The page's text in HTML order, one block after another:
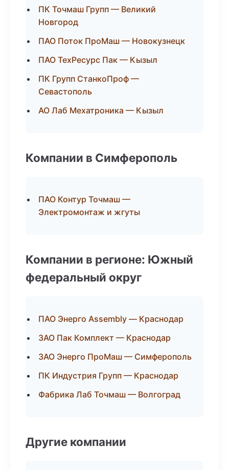
ПК Точмаш Групп — Великий
Новгород
ПАО Поток ПроМаш — Новокузнецк
ПАО ТехРесурс Пак — Кызыл
ПК Групп СтанкоПроф —
Севастополь
АО Лаб Мехатроника — Кызыл
Компании в Симферополь
ПАО Контур Точмаш —
Электромонтаж и жгуты
Компании в регионе: Южный
федеральный округ
ПАО Энерго Assembly — Краснодар
ЗАО Пак Комплект — Краснодар
ЗАО Энерго ПроМаш — Симферополь
ПК Индустрия Групп — Краснодар
Фабрика Лаб Точмаш — Волгоград
Другие компании